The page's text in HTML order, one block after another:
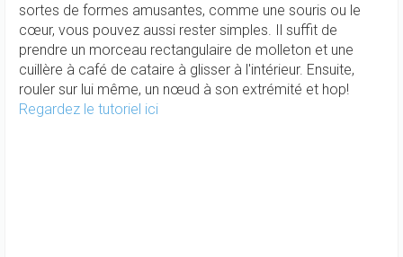
sortes de formes amusantes, comme une souris ou le
cœur, vous pouvez aussi rester simples. Il suffit de
prendre un morceau rectangulaire de molleton et une
cuillère à café de cataire à glisser à l'intérieur. Ensuite,
rouler sur lui même, un nœud à son extrémité et hop!
Regardez le tutoriel ici